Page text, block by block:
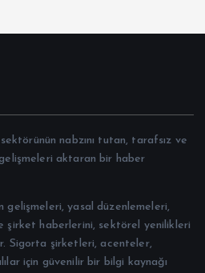
nabzını tutan, tarafsız ve
aktaran bir haber
gelişmeleri, yasal düzenlemeleri,
şirket haberlerini, sektörel yenilikleri
Sigorta şirketleri, acenteler,
için güvenilir bir bilgi kaynağı